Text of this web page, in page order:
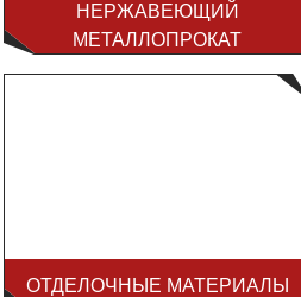
НЕРЖАВЕЮЩИЙ
МЕТАЛЛОПРОКАТ
ОТДЕЛОЧНЫЕ МАТЕРИАЛЫ